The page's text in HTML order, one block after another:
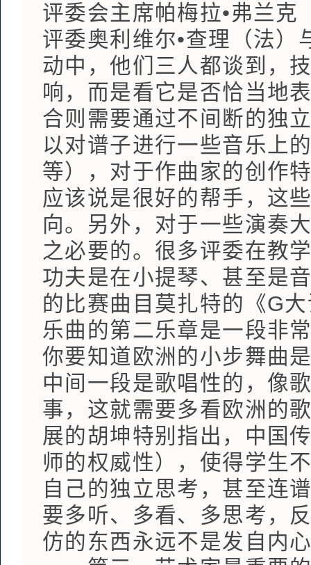
评委会主席帕梅拉•弗兰
评委奥利维尔•查理（法
动中，他们三人都谈到，
响，而是看它是否恰当地
合则需要通过不间断的独
以对谱子进行一些音乐上
等），对于作曲家的创作
应该说是很好的帮手，这
向。另外，对于一些演奏
之必要的。很多评委在教
功夫是在小提琴、甚至是
的比赛曲目莫扎特的《G
乐曲的第二乐章是一段非
你要知道欧洲的小步舞曲
中间一段是歌唱性的，像
事，这就需要多看欧洲的
展的胡坤特别指出，中国
师的权威性），使得学生
自己的独立思考，甚至连
要多听、多看、多思考，
仿的东西永远不是发自内